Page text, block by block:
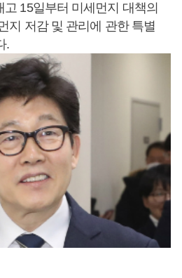
15일부터 미세먼지 대책의
지 저감 및 관리에 관한 특별
.